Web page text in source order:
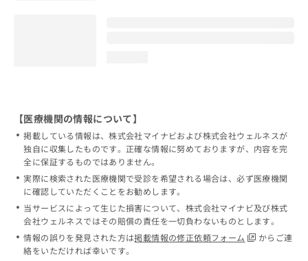
【医療機関の情報について】
掲載している情報は、株式会社マイナビおよび株式会社ウェルネスが
独自に収集したものです。正確な情報に努めておりますが、内容を完
全に保証するものではありません。
実際に検索された医療機関で受診を希望される場合は、必ず医療機関
に確認していただくことをお勧めします。
当サービスによって生じた損害について、株式会社マイナビ及び株式
会社ウェルネスではその賠償の責任を一切負わないものとします。
情報の誤りを発見された方は掲載情報の修正依頼フォーム
からご連
絡をいただければ幸いです。